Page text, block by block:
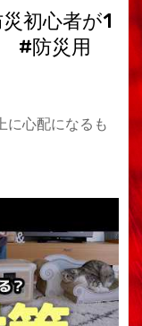
初心者が1
#防災用
に心配になるも